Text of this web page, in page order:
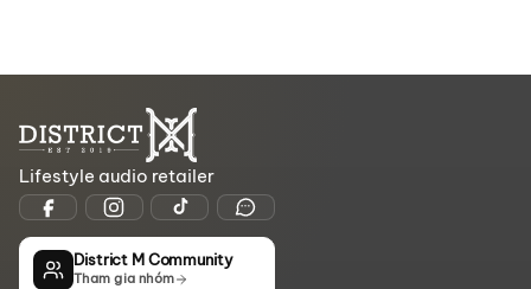
Lifestyle audio retailer
District M Community
Tham gia nhóm